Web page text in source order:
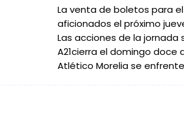
La venta de boletos para
aficionados el próximo
Las acciones de la jornada
A21cierra el domingo
Atlético Morelia se